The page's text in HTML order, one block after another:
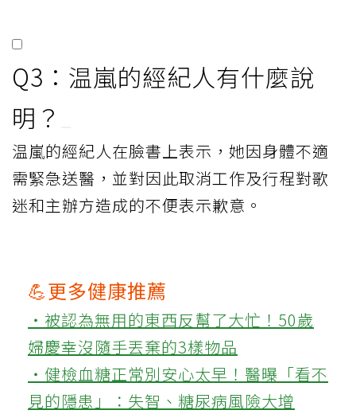
Q3：温嵐的經紀人有什麼說
明？
温嵐的經紀人在臉書上表示，她因身體不適
需緊急送醫，並對因此取消工作及行程對歌
迷和主辦方造成的不便表示歉意。
💪更多健康推薦
‧被認為無用的東西反幫了大忙！50歲
婦慶幸沒隨手丟棄的3樣物品
‧健檢血糖正常別安心太早！醫曝「看不
見的隱患」：失智、糖尿病風險大增